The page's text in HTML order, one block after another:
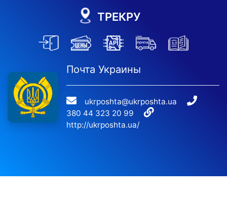
ТРЕКРУ
Почта Украины
ukrposhta@ukrposhta.ua
380 44 323 20 99
http://ukrposhta.ua/